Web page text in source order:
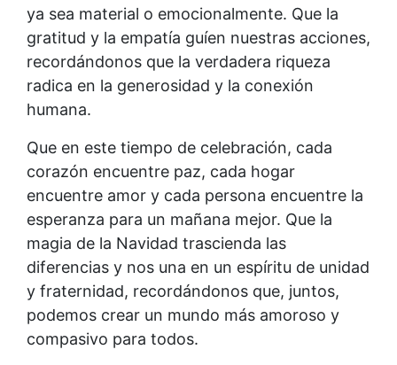
ya sea material o emocionalmente. Que la
gratitud y la empatía guíen nuestras acciones,
recordándonos que la verdadera riqueza
radica en la generosidad y la conexión
humana.
Que en este tiempo de celebración, cada
corazón encuentre paz, cada hogar
encuentre amor y cada persona encuentre la
esperanza para un mañana mejor. Que la
magia de la Navidad trascienda las
diferencias y nos una en un espíritu de unidad
y fraternidad, recordándonos que, juntos,
podemos crear un mundo más amoroso y
compasivo para todos.